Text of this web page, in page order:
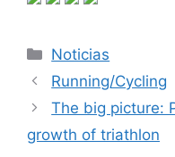
Categorías
Noticias
Running/Cycling
The big picture:
growth of triathlon